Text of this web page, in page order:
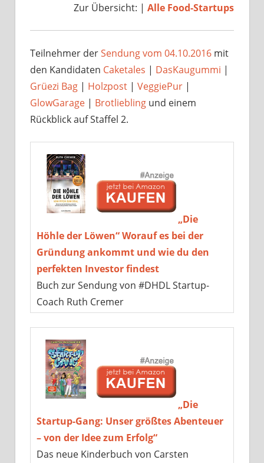
Zur Übersicht: | Alle Food-Startups
Teilnehmer derSendung vom 04.10.2016 mit
den Kandidaten Caketales | DasKaugummi |
Grüezi Bag | Holzpost | VeggiePur |
GlowGarage | Brotliebling und einem
Rückblick auf Staffel 2.
„Die
Höhle der Löwen“ Worauf es bei der
Gründung ankommt und wie du den
perfekten Investor findest
Buch zur Sendung von #DHDL Startup-
Coach Ruth Cremer
„Die
Startup-Gang: Unser größtes Abenteuer
– von der Idee zum Erfolg“
Das neue Kinderbuch von Carsten